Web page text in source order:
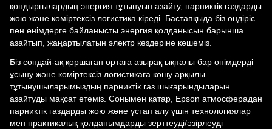
қондырғылардың энергия тұтынуын азайту, парниктік газдарды
жою және көміртексіз логистика кіреді. Бастапқыда біз өндіріс
пен өнімдерге байланысты энергия қолданысын барынша
азайтып, жаңартылатын электр көздеріне көшеміз.
Біз сондай-ақ қоршаған ортаға азырақ ықпалы бар өнімдерді
ұсыну және көміртексіз логистикаға көшу арқылы
тұтынушыларымыздың парниктік газ шығарындыларын
азайтуды мақсат етеміз. Сонымен қатар, Epson атмосферадан
парниктік газдарды жою және ұстап алу үшін технологиялар
мен практикалық қолданымдарды зерттеуді/әзірлеуді